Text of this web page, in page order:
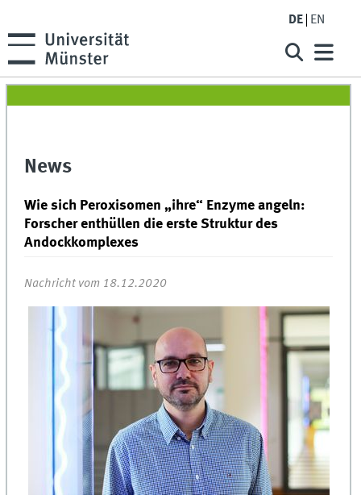
DE EN
News
Wie sich Peroxisomen „ihre“ Enzyme angeln:
Forscher enthüllen die erste Struktur des
Andockkomplexes
Nachricht vom 18.12.2020